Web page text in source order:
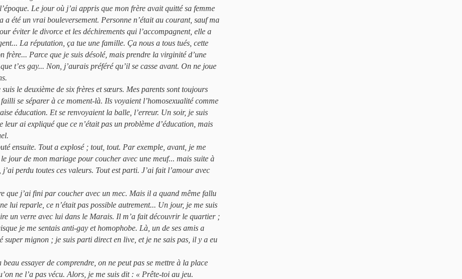
Le jour où j’ai appris que mon frère avait quitté sa femme
a été un vrai bouleversement. Personne n’était au courant, sauf ma
éviter le divorce et les déchirements qui l’accompagnent, elle a
La réputation, ça tue une famille. Ça nous a tous tués, cette
frère... Parce que je suis désolé, mais prendre la virginité d’une
t’es gay... Non, j’aurais préféré qu’il se casse avant. On ne joue
suis le deuxième de six frères et sœurs. Mes parents sont toujours
se séparer à ce moment-là. Ils voyaient l’homosexualité comme
éducation. Et se renvoyaient la balle, l’erreur. Un soir, je suis
leur ai expliqué que ce n’était pas un problème d’éducation, mais
ensuite. Tout a explosé ; tout, tout. Par exemple, avant, je me
jour de mon mariage pour coucher avec une meuf... mais suite à
j’ai perdu toutes ces valeurs. Tout est parti. J’ai fait l’amour avec
que j’ai fini par coucher avec un mec. Mais il a quand même fallu
lui reparle, ce n’était pas possible autrement... Un jour, je me suis
un verre avec lui dans le Marais. Il m’a fait découvrir le quartier ;
je me sentais anti-gay et homophobe. Là, un de ses amis a
super mignon ; je suis parti direct en live, et je ne sais pas, il y a eu
essayer de comprendre, on ne peut pas se mettre à la place
ne l’a pas vécu. Alors, je me suis dit : « Prête-toi au jeu.